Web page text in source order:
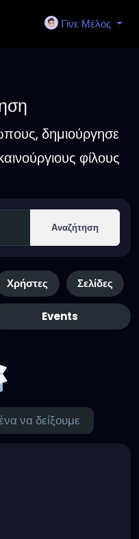
Γίνε Μέλος
δημιούργησε
φίλους
Αναζήτηση
Χρήστες Σελίδες
Events
να δείξουμε